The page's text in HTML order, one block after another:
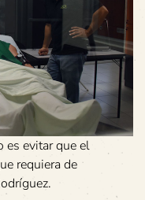
es evitar que el
requiera de